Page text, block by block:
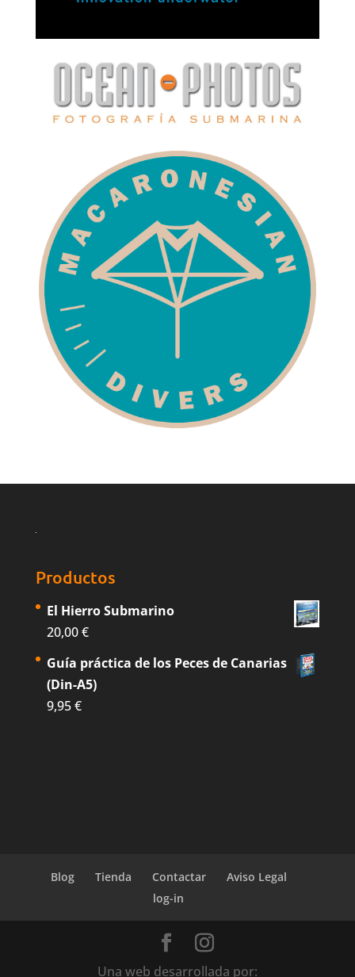
Productos
El Hierro Submarino
20,00€
Guía práctica de los Peces de Canarias
(Din-A5)
9,95€
Blog Tienda Contactar
Aviso Legal
log-in
Una web desarrollada por: